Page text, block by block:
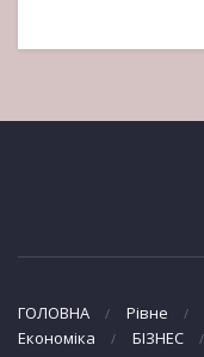
ГОЛОВНА Рівне
Економіка
БІЗНЕС